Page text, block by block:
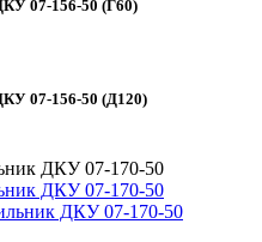
07-156-50 (Г60)
07-156-50 (Д120)
ДКУ 07-170-50
ДКУ 07-170-50